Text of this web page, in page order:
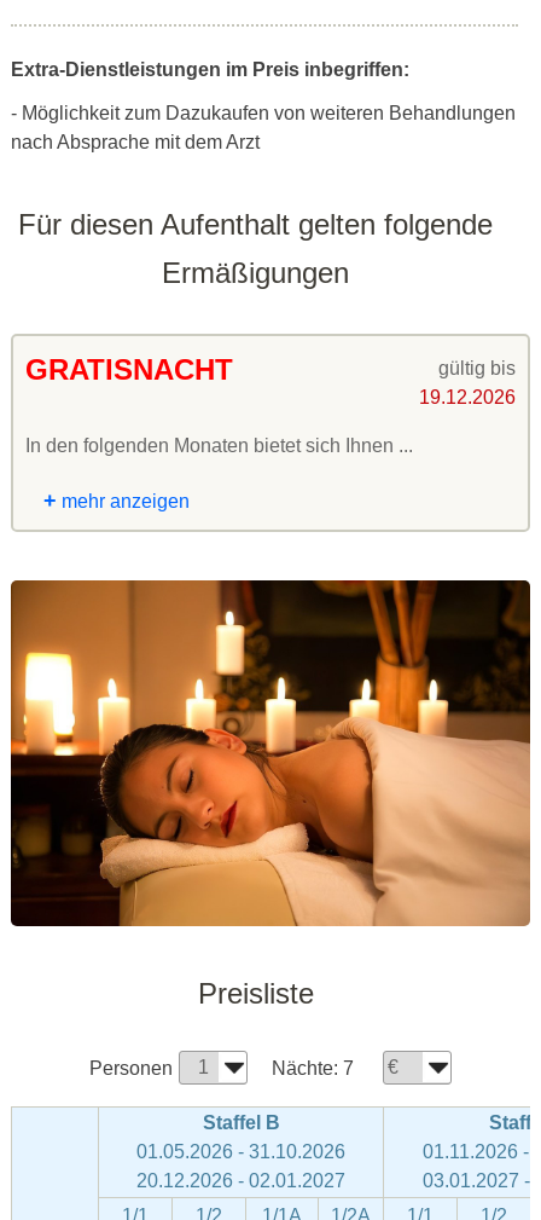
Extra-Dienstleistungen im Preis inbegriffen:
- Möglichkeit zum Dazukaufen von weiteren Behandlungen
nach Absprache mit dem Arzt
Für diesen Aufenthalt gelten folgende
Ermäßigungen
GRATISNACHT
gültig bis
19.12.2026
In den folgenden Monaten bietet sich Ihnen ...
+ mehr anzeigen
Preisliste
Personen Nächte: 7
Staffel B
01.05.2026 - 31.10.2026
20.12.2026 - 02.01.2027
01.11.2026 -
03.01.2027 -